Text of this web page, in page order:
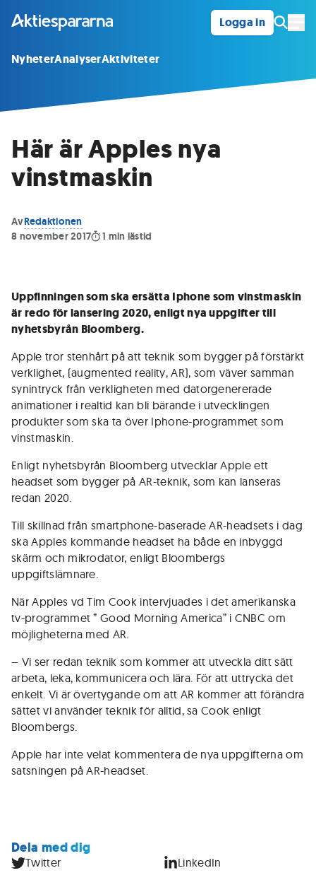
Logga in
NyheterAnalyserAktiviteter
Här är Apples nya
vinstmaskin
AvRedaktionen
8 november 2017
1 min lästid
Uppfinningen som ska ersätta Iphone som vinstmaskin
är redo för lansering 2020, enligt nya uppgifter till
nyhetsbyrån Bloomberg.
Apple tror stenhårt på att teknik som bygger på förstärkt
verklighet, (augmented reality, AR), som väver samman
synintryck från verkligheten med datorgenererade
animationer i realtid kan bli bärande i utvecklingen
produkter som ska ta över Iphone-programmet som
vinstmaskin.
Enligt nyhetsbyrån Bloomberg utvecklar Apple ett
headset som bygger på AR-teknik, som kan lanseras
redan 2020.
Till skillnad från smartphone-baserade AR-headsets i dag
ska Apples kommande headset ha både en inbyggd
skärm och mikrodator, enligt Bloombergs
uppgiftslämnare.
När Apples vd Tim Cook intervjuades i det amerikanska
tv-programmet ” Good Morning America” i CNBC om
möjligheterna med AR.
– Vi ser redan teknik som kommer att utveckla ditt sätt
arbeta, leka, kommunicera och lära. För att uttrycka det
enkelt. Vi är övertygande om att AR kommer att förändra
sättet vi använder teknik för alltid, sa Cook enligt
Bloombergs.
Apple har inte velat kommentera de nya uppgifterna om
satsningen på AR-headset.
Dela med dig
Twitter LinkedIn